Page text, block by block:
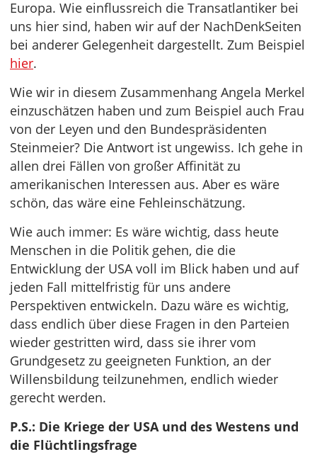
Europa. Wie einflussreich die Transatlantiker bei
uns hier sind, haben wir auf der NachDenkSeiten
bei anderer Gelegenheit dargestellt. Zum Beispiel
hier.
Wie wir in diesem Zusammenhang Angela Merkel
einzuschätzen haben und zum Beispiel auch Frau
von der Leyen und den Bundespräsidenten
Steinmeier? Die Antwort ist ungewiss. Ich gehe in
allen drei Fällen von großer Affinität zu
amerikanischen Interessen aus. Aber es wäre
schön, das wäre eine Fehleinschätzung.
Wie auch immer: Es wäre wichtig, dass heute
Menschen in die Politik gehen, die die
Entwicklung der USA voll im Blick haben und auf
jeden Fall mittelfristig für uns andere
Perspektiven entwickeln. Dazu wäre es wichtig,
dass endlich über diese Fragen in den Parteien
wieder gestritten wird, dass sie ihrer vom
Grundgesetz zu geeigneten Funktion, an der
Willensbildung teilzunehmen, endlich wieder
gerecht werden.
P.S.: Die Kriege der USA und des Westens und
die Flüchtlingsfrage